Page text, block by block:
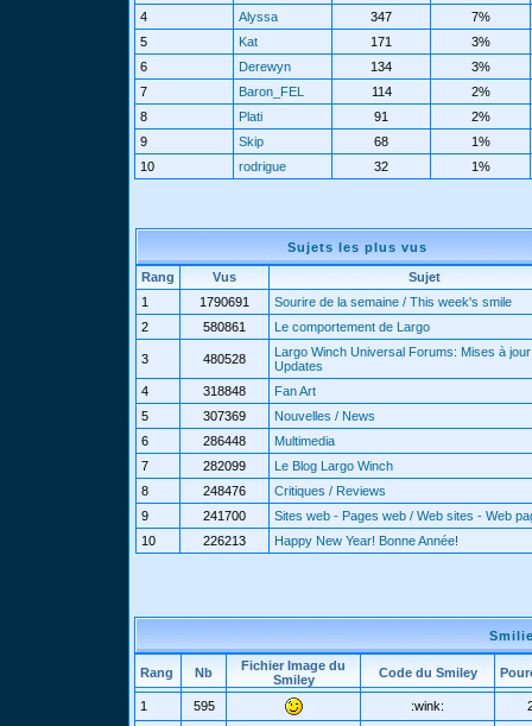
4
Alyssa 347
7%
5
Kat 171
3%
6
Derewyn 134
3%
7
Baron_FEL 114
2%
8
Plati 91
2%
9
Skip 68
1%
10
rodrigue 32 1%
Sujets les plus vus
Rang Vus
Sujet
1
1790691
Sourire de la semaine / This week's smile
2
580861 Le comportement de Largo
3 480528
Largo Winch Universal Forums: Mises à
Updates
4
318848
Fan Art
5
307369
Nouvelles / News
6
286448
Multimedia
7
282099
Le Blog Largo Winch
8
248476
Critiques / Reviews
9
241700
Sites web - Pages web / Web sites - Web
10
226213 Happy New Year! Bonne Année!
Rang Nb
Fichier Image du
Smiley
Code du Smiley
1 595 :wink: